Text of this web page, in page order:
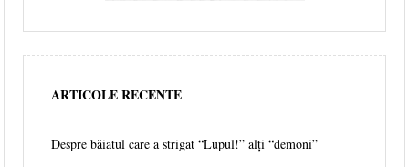
ARTICOLE RECENTE
Despre băiatul care a strigat “Lupul!” alți “demoni”